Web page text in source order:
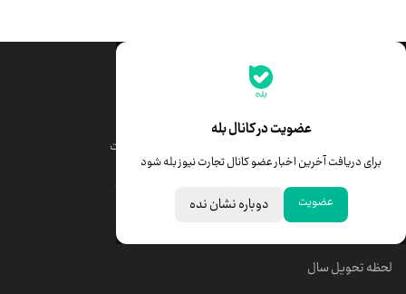
عضویت در کانال بله
برای دریافت آخرین اخبار عضو کانال تجارت نیوز بله شود
عضویت دوباره نشان نده
جدیدترین قیمت‌ها
قیمت درهم امارات
خبرهای مهم
لحظه تحویل سال